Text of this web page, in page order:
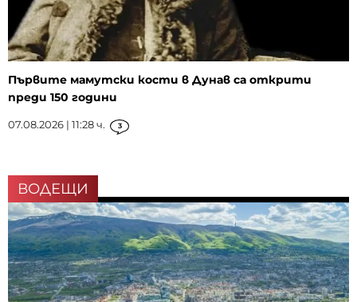
Първите мамутски кости в Дунав са открити
преди 150 години
07.08.2026 | 11:28 ч. 3
ВОДЕЩИ